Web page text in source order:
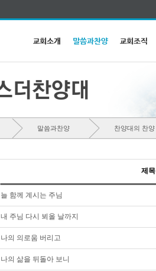
말씀과찬양 찬양대의 찬양
제목
늘 함께 계시는 주님
내 주님 다시 뵈올 날까지
나의 의로움 버리고
나의 삶을 뒤돌아 보니